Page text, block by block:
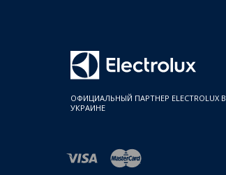
ОФИЦИАЛЬНЫЙ ПАРТНЕР ELECTROLUX В
УКРАИНЕ